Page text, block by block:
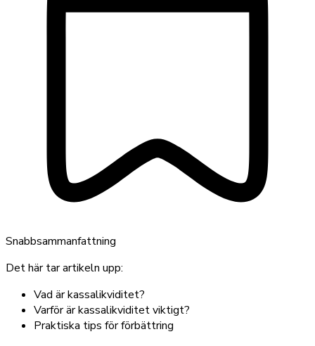
Snabbsammanfattning
Det här tar artikeln upp:
Vad är kassalikviditet?
Varför är kassalikviditet viktigt?
Praktiska tips för förbättring